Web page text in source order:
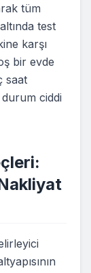
tüm
test
karşı
bir evde
saat
ciddi